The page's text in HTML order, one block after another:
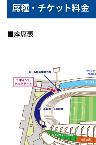
席種・チケット料金
■座席表